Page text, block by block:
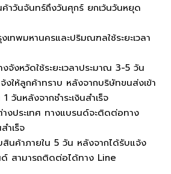
าวันจันทร์ถึงวันศุกร์ ยกเว้นวันหยุด
ทพมหานครและปริมณฑลใช้ระยะเวลา
จังหวัดใช้ระยะเวลาประมาณ 3-5 วัน
งให้ลูกค้าทราบ หลังจากบริษัทขนส่งเข้า
วันหลังจากชำระเงินสำเร็จ
งประเทศ ทางแบรนด์จะติดต่อทาง
ำเร็จ
นค้าภายใน 5 วัน หลังจากได้รับแจ้ง
สามารถติดต่อได้ทาง Line